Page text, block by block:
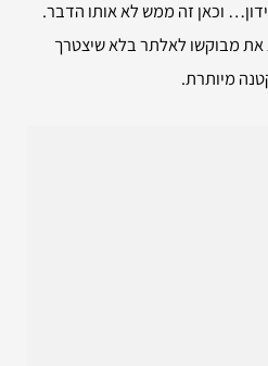
וכאן זה ממש לא אותו הדבר.
את מבוקשו לאלתר בלא שיצטרך
מיותרת.